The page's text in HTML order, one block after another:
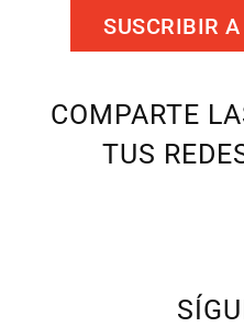
SUSCRIBIR
COMPARTE
TUS